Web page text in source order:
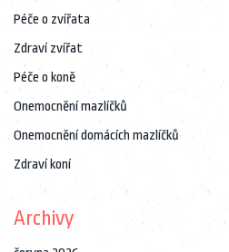
Péče o zvířata
Zdraví zvířat
Péče o koně
Onemocnění mazlíčků
Onemocnění domácích mazlíčků
Zdraví koní
Archivy